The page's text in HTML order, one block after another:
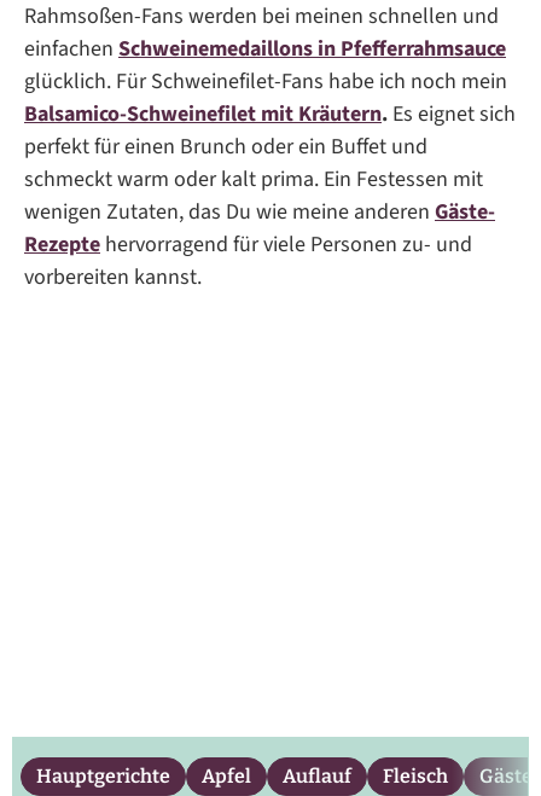
Rahmsoßen-Fans werden bei meinen schnellen und
einfachen Schweinemedaillons in Pfefferrahmsauce
glücklich. Für Schweinefilet-Fans habe ich noch mein
Balsamico-Schweinefilet mit Kräutern. Es eignet sich
perfekt für einen Brunch oder ein Buffet und
schmeckt warm oder kalt prima. Ein Festessen mit
wenigen Zutaten, das Du wie meine anderen Gäste-
Rezepte hervorragend für viele Personen zu- und
vorbereiten kannst.
Hauptgerichte Apfel Auflauf Fleisch Gäste